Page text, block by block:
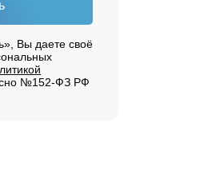
Вы даете своё
№152-ФЗ РФ